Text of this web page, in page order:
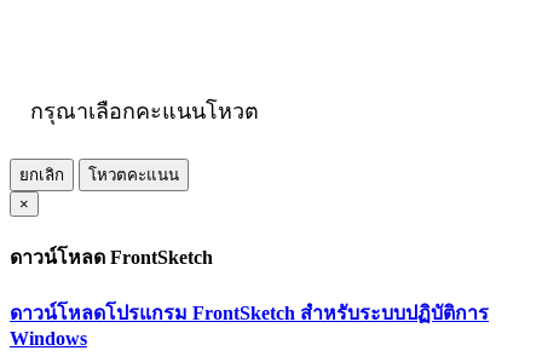
กรุณาเลือกคะแนนโหวต
ยกเลิก
โหวตคะแนน
×
ดาวน์โหลด FrontSketch
ดาวน์โหลดโปรแกรม FrontSketch สำหรับระบบปฏิบัติการ
Windows